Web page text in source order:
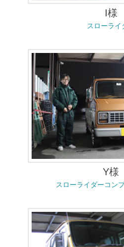
I様
スローライ
Y様
スローライダーコン